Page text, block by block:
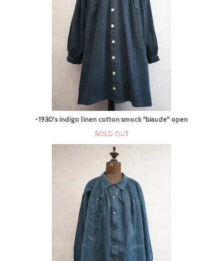
~1930's indigo linen cotton smock "biaude" open
SOLD OUT